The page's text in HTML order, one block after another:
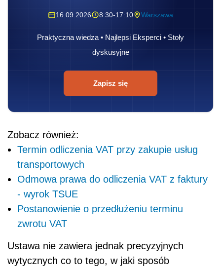
16.09.2026 8:30-17:10 Warszawa
Praktyczna wiedza • Najlepsi Eksperci • Stoły
dyskusyjne
Zapisz się
Zobacz również:
Termin odliczenia VAT przy zakupie usług
transportowych
Odmowa prawa do odliczenia VAT z faktury
- wyrok TSUE
Postanowienie o przedłużeniu terminu
zwrotu VAT
Ustawa nie zawiera jednak precyzyjnych
wytycznych co to tego, w jaki sposób